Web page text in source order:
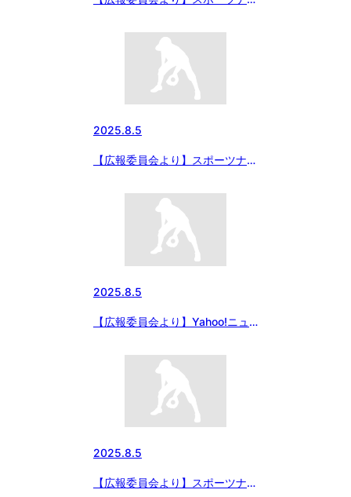
ジェックカップ 第56回日本少年
野球選手権大会」大会四日目の記
2025.8.5
【広報委員会より】スポーツナビ
50回日本少年野球 関東大会」
2025.8.5
【広報委員会より】Yahoo!ニュ
の試合結果 「エイジェックカッ
プ 第56回日本少年野球選手権大
2025.8.5
【広報委員会より】スポーツナビ